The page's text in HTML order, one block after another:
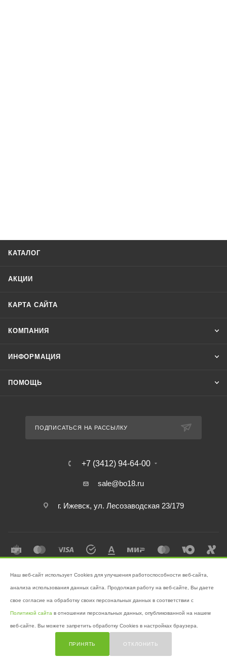
КАТАЛОГ
АКЦИИ
КАРТА САЙТА
КОМПАНИЯ
ИНФОРМАЦИЯ
ПОМОЩЬ
ПОДПИСАТЬСЯ НА РАССЫЛКУ
+7 (3412) 94-64-00
sale@bo18.ru
г. Ижевск, ул. Лесозаводская 23/179
поддержании чистоты!
Наш веб-сайт использует Cookies для улучшения работоспособности веб-сайта,
анализа использования данных сайта. Продолжая работу на веб-сайте, Вы даете
свое согласие на обработку своих персональных данных в соответствии с
Политикой сайта в отношении персональных данных, опубликованной на нашем
веб-сайте. Вы можете запретить обработку Cookies в настройках браузера.
ПРИНЯТЬ ОТКЛОНИТЬ